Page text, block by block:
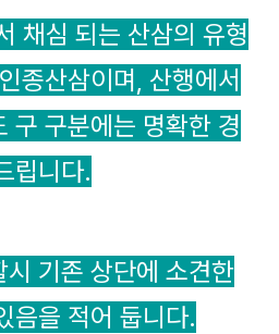
채심 되는 산삼의 유형
종산삼이며, 산행에서
구 구분에는 명확한 경
립니다.
기존 상단에 소견한
음을 적어 둡니다.